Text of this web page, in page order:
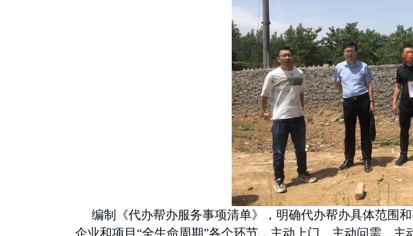
编制《代办帮办服务事项清单》，明确代办帮办具体范围
企业和项目“全生命周期”各个环节，主动上门、主动问需、